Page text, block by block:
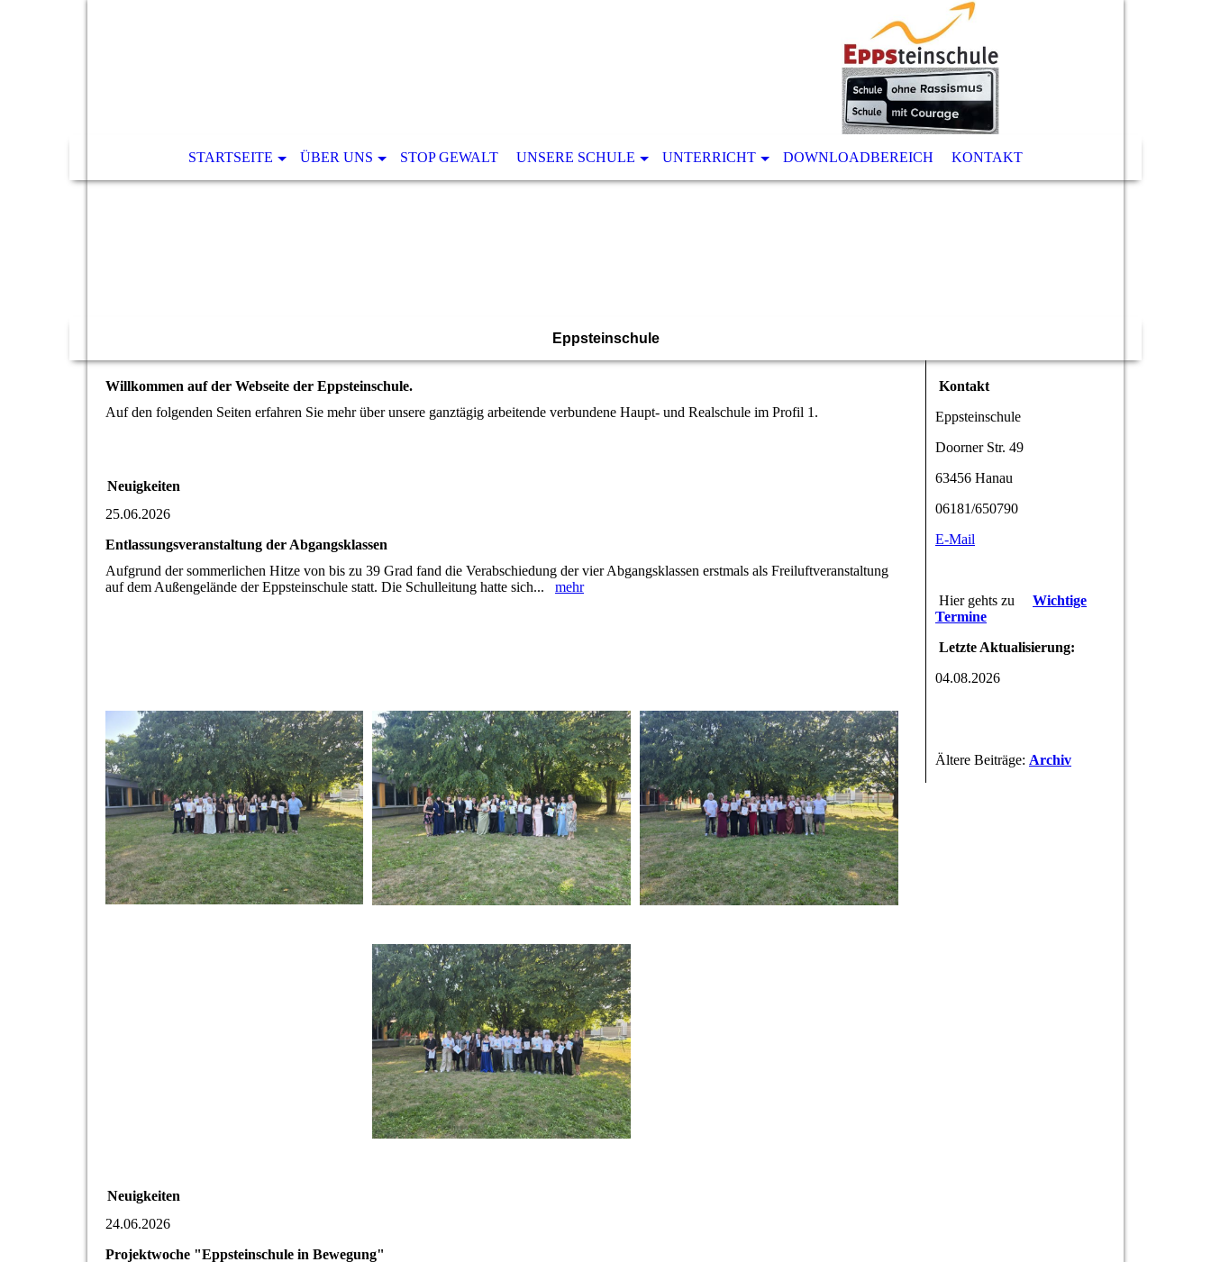
STARTSEITE ÜBER UNS STOP GEWALT UNSERE SCHULE UNTERRICHT DOWNLOADBEREICH KONTAKT
Eppsteinschule
Willkommen auf der Webseite der Eppsteinschule.
Auf den folgenden Seiten erfahren Sie mehr über unsere ganztägig arbeitende verbundene Haupt- und Realschule im Profil 1.
Neuigkeiten
25.06.2026
Entlassungsveranstaltung der Abgangsklassen
Aufgrund der sommerlichen Hitze von bis zu 39 Grad fand die Verabschiedung der vier Abgangsklassen erstmals als Freiluftveranstaltung
auf dem Außengelände der Eppsteinschule statt. Die Schulleitung hatte sich... mehr
Neuigkeiten
24.06.2026
Projektwoche "Eppsteinschule in Bewegung"
Kontakt
Eppsteinschule
Doorner Str. 49
63456 Hanau
06181/650790
E-Mail
Hier gehts zu Wichtige
Termine
Letzte Aktualisierung:
04.08.2026
Ältere Beiträge: Archiv